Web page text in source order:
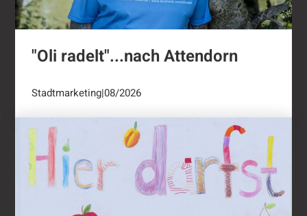
"Oli radelt"...nach Attendorn
Stadtmarketing|08/2026
Ernten ausdrücklich erwünscht